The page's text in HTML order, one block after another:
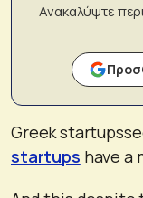
Ανακαλύψτε
Greek
startups have a